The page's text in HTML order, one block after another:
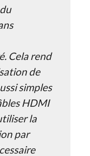
Cela rend
de
simples
HDMI
la
par